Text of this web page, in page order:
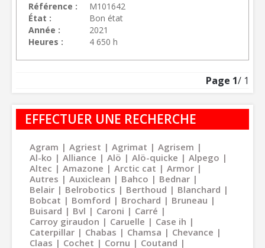
Référence
M101642
État
Bon état
Année
2021
Heures
4 650 h
Page 1/ 1
EFFECTUER UNE RECHERCHE
Agram Agriest Agrimat
Agrisem
Al-ko
Alliance Alö Alö-quicke
Alpego
Altec
Amazone Arctic cat
Armor
Autres
Auxiclean Bahco
Bednar
Belair
Belrobotics Berthoud
Blanchard
Bobcat
Bomford Brochard
Bruneau
Buisard
Bvl Caroni
Carré
Carroy giraudon
Caruelle
Case ih
Caterpillar
Chabas Chamsa
Chevance
Claas
Cochet Cornu
Coutand